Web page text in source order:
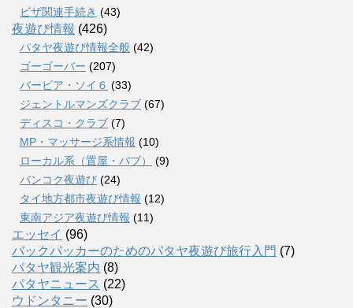
ビザ関連手続き (43)
夜遊び情報 (426)
パタヤ夜遊び情報全般 (42)
ゴーゴーバー (207)
バービア・ソイ６ (33)
ジェントルマンズクラブ (67)
ディスコ・クラブ (7)
MP・マッサージ系情報 (10)
ローカル系（置屋・パブ）
(9)
バンコク夜遊び (24)
タイ地方都市夜遊び情報 (12)
東南アジア夜遊び情報 (11)
エッセイ (96)
バックパッカーのためのパタヤ夜遊び旅行入門 (7)
パタヤ観光案内 (8)
パタヤニュース (22)
ウドンタニー (30)